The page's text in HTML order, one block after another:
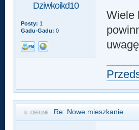
Dziwkoikd10
Posty: 1
Gadu-Gadu: 0
Wiele
Re: Nowe mieszkanie